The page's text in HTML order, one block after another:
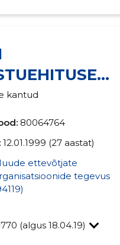
kantud
80064764
12.01.1999 (27 aastat)
ettevõtjate
tegevus
(algus 18.04.19)